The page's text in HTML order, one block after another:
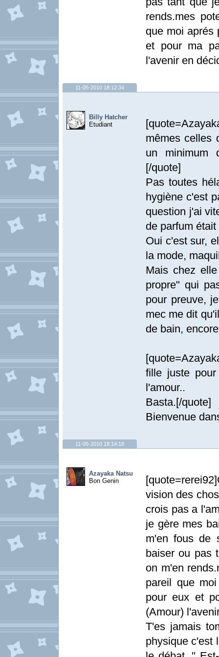
rends.mes
que moi aprés
et pour ma
l'avenir en
11-05-2010 18:12:34
Billy Hatcher
Etudiant
mêmes celles
un minimum
[/quote]
Pas toutes
hygiène c'est
question j'ai
de parfum
Oui c'est sur,
la mode,
Mais chez
propre" qui
pour preuve,
mec me dit
de bain,
fille juste
l'amour..
Basta.[/quote]
Bienvenue
11-05-2010 18:14:18
Azayaka Natsu
Bon Genin
vision des
crois pas a
je gère mes
m'en fous de
baiser ou pas
on m'en
pareil que
pour eux et
(Amour)
T'es jamais
physique c'est